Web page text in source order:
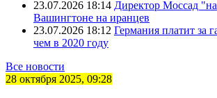
23.07.2026 18:14 Директор Моссад
Вашингтоне на иранцев
23.07.2026 18:12 Германия платит за
чем в 2020 году
Все новости
28 октября 2025, 09:28